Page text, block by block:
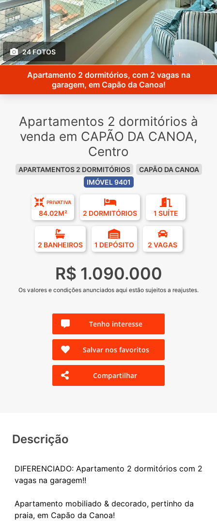
24 FOTOS
Apartamento 2 dormitórios, com 2 vagas na
garagem, em Capão da Canoa!
Apartamentos 2 dormitórios à
venda em CAPÃO DA CANOA,
Centro
APARTAMENTOS 2 DORMITÓRIOS
CAPÃO DA CANOA
IMÓVEL 9401
PRIVATIVA
84.02M² 2 DORMITÓRIOS 1 SUÍTE
2 BANHEIROS 1 DEPÓSITO 2 VAGAS
R$ 1.090.000
Os valores e condições anunciados aqui estão sujeitos a reajustes.
Tenho interesse
Salvar nos favoritos
Compartilhar
Descrição
DIFERENCIADO: Apartamento 2 dormitórios com 2
vagas na garagem!!
Apartamento mobiliado & decorado, pertinho da
praia, em Capão da Canoa!